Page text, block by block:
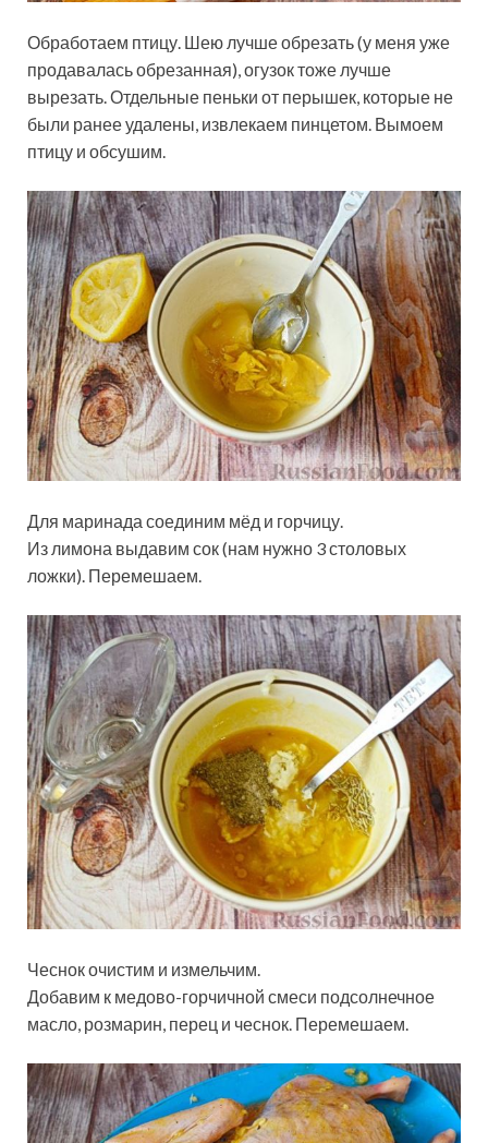
Обработаем птицу. Шею лучше обрезать (у меня уже
продавалась обрезанная), огузок тоже лучше
вырезать. Отдельные пеньки от перышек, которые не
были ранее удалены, извлекаем пинцетом. Вымоем
птицу и обсушим.
Для маринада соединим мёд и горчицу.
Из лимона выдавим сок (нам нужно 3 столовых
ложки). Перемешаем.
Чеснок очистим и измельчим.
Добавим к медово-горчичной смеси подсолнечное
масло, розмарин, перец и чеснок. Перемешаем.